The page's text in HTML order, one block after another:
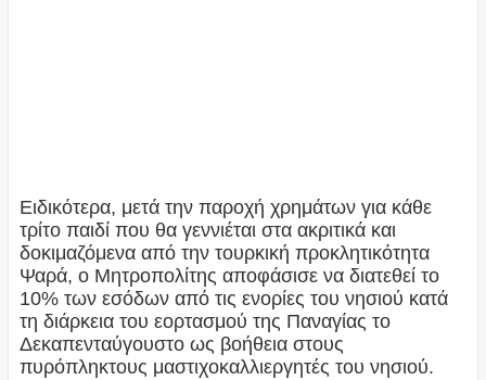
Ειδικότερα, μετά την παροχή χρημάτων για κάθε
τρίτο παιδί που θα γεννιέται στα ακριτικά και
δοκιμαζόμενα από την τουρκική προκλητικότητα
Ψαρά, ο Μητροπολίτης αποφάσισε να διατεθεί το
10% των εσόδων από τις ενορίες του νησιού κατά
τη διάρκεια του εορτασμού της Παναγίας το
Δεκαπενταύγουστο ως βοήθεια στους
πυρόπληκτους μαστιχοκαλλιεργητές του νησιού.